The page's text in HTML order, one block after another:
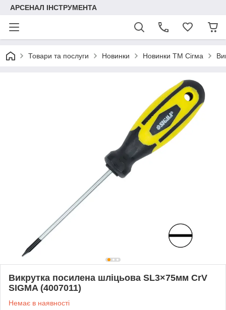
АРСЕНАЛ ІНСТРУМЕНТА
Товари та послуги Новинки Новинки ТМ Сігма
Викрутка посилена шліцьова SL3×75мм CrV
SIGMA (4007011)
Немає в наявності